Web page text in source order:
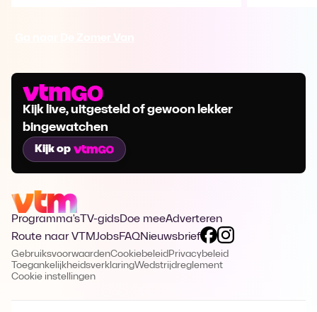
Kijk live, uitgesteld of gewoon lekker
bingewatchen
Kijk op
Programma's TV-gidsDoe meeAdverteren
Route naar VTMJobsFAQNieuwsbrief
GebruiksvoorwaardenCookiebeleid Privacybeleid
ToegankelijkheidsverklaringWedstrijdreglement
Cookie instellingen